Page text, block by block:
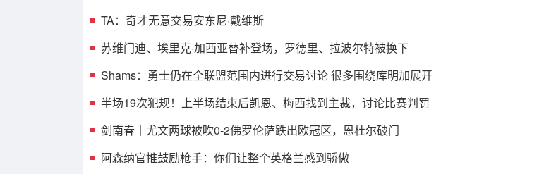
TA：奇才无意交易安东尼·戴维斯
苏维门迪、埃里克·加西亚替补登场，罗德里、拉波尔特被换下
Shams：勇士仍在全联盟范围内进行交易讨论 很多围绕库明加展开
半场19次犯规！上半场结束后凯恩、梅西找到主裁，讨论比赛判罚
剑南春丨尤文两球被吹0-2佛罗伦萨跌出欧冠区，恩杜尔破门
阿森纳官推鼓励枪手：你们让整个英格兰感到骄傲